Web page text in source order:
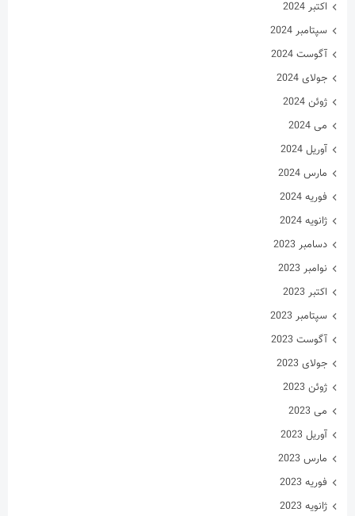
اکتبر 2024
سپتامبر 2024
آگوست 2024
جولای 2024
ژوئن 2024
می 2024
آوریل 2024
مارس 2024
فوریه 2024
ژانویه 2024
دسامبر 2023
نوامبر 2023
اکتبر 2023
سپتامبر 2023
آگوست 2023
جولای 2023
ژوئن 2023
می 2023
آوریل 2023
مارس 2023
فوریه 2023
ژانویه 2023